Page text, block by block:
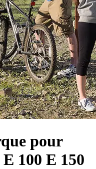
pour
100 E 150